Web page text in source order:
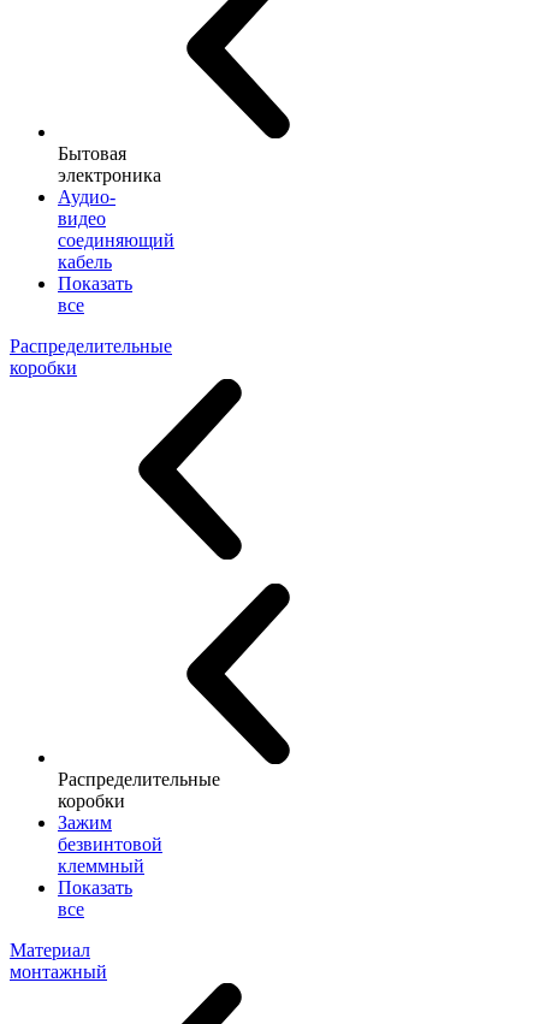
Бытовая
электроника
Аудио-
видео
соединяющий
кабель
Показать
все
Распределительные
коробки
Распределительные
коробки
Зажим
безвинтовой
клеммный
Показать
все
Материал
монтажный